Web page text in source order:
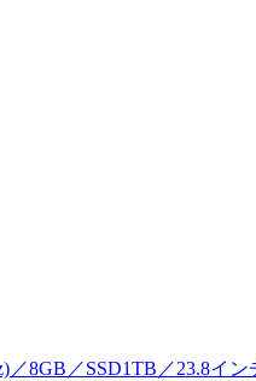
8GB／SSD1TB／23.8イン